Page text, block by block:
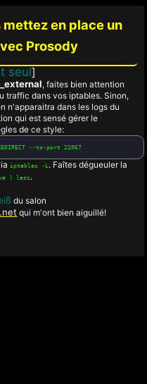
en place un
Prosody
seul]
, faites bien attention
traffic dans vos iptables. Sinon,
n'apparaitra dans les logs du
qui est sensé gérer le
de ce style:
--to-port 22067
iptables -L. Faîtes dégueuler la
| less .
du salon
qui m'ont bien aiguillé!